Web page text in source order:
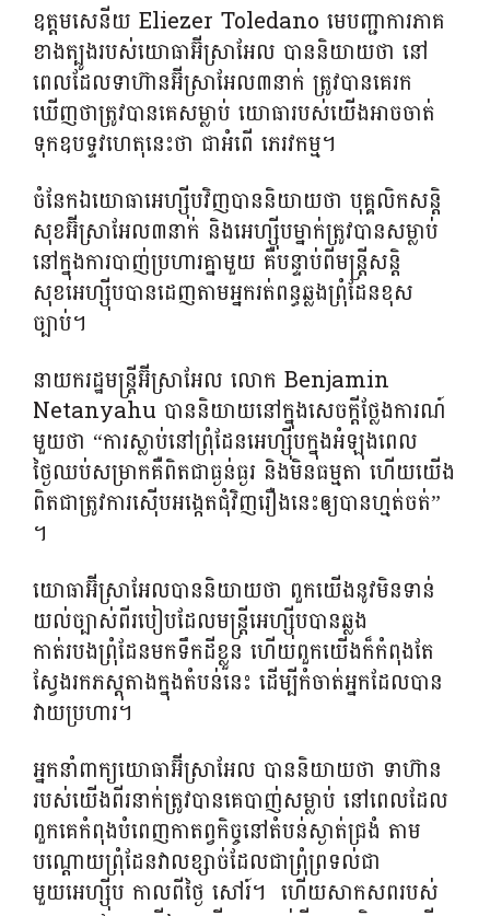
ឧត្តមសេនីយ Eliezer Toledano មេបញ្ជាការភាគ
ខាងត្បូងរបស់យោធាអ៊ីស្រាអែល បាននិយាយថា នៅ
ពេលដែលទាហ៊ានអ៊ីស្រាអែល៣នាក់ ត្រូវបានគេរក
ឃើញថាត្រូវបានគេសម្លាប់ យោធារបស់យើងអាចចាត់
ទុកឧបទ្ទវហេតុនេះថា ជាអំពើ ភេរវកម្ម។
ចំនែកឯយោធាអេហ្ស៊ីបវិញបាននិយាយថា បុគ្គលិកសន្តិ
សុខអ៊ីស្រាអែល៣នាក់ និងអេហ្ស៊ីបម្នាក់ត្រូវបានសម្លាប់
នៅក្នុងការបាញ់ប្រហារគ្នាមួយ គឺបន្ទាប់ពីមន្ត្រីសន្តិ
សុខអេហ្ស៊ីបបានដេញតាមអ្នករត់ពន្ធឆ្លងព្រុំដែនខុស
ច្បាប់។
នាយករដ្ឋមន្ត្រីអ៊ីស្រាអែល លោក Benjamin
Netanyahu បាននិយាយនៅក្នុងសេចក្តីថ្លែងការណ៍
មួយថា “ការស្លាប់នៅព្រុំដែនអេហ្ស៊ីបក្នុងអំឡុងពេល
ថ្ងៃឈប់សម្រាកគឺពិតជាធ្ងន់ធ្ងរ និងមិនធម្មតា ហើយយើង
ពិតជាត្រូវការស៊ើបអង្កេតជុំវិញរឿងនេះឲ្យបានហ្មត់ចត់”
។
យោធាអ៊ីស្រាអែលបាននិយាយថា ពួកយើងនូវមិនទាន់
យល់ច្បាស់ពីរបៀបដែលមន្ត្រីអេហ្ស៊ីបបានឆ្លង
កាត់របងព្រុំដែនមកទឹកដីខ្លួន ហើយពួកយើងក៏កំពុងតែ
ស្វែងរកភស្តុតាងក្នុងតំបន់នេះ ដើម្បីកំចាត់អ្នកដែលបាន
វាយប្រហារ។
អ្នកនាំពាក្យយោធាអ៊ីស្រាអែល បាននិយាយថា ទាហ៊ាន
របស់យើងពីរនាក់ត្រូវបានគេបាញ់សម្លាប់ នៅពេលដែល
ពួកគេកំពុងបំពេញកាតព្វកិច្ចនៅតំបន់ស្ងាត់ជ្រងំ តាម
បណ្តោយព្រុំដែនវាលខ្សាច់ដែលជាព្រុំព្រទល់ជា
មួយអេហ្ស៊ីប កាលពីថ្ងៃ សៅរ៍។ ហើយសាកសព​របស់​